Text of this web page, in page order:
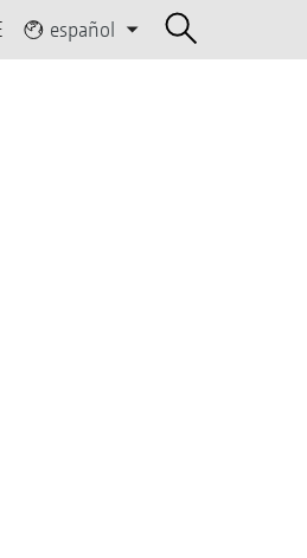
español